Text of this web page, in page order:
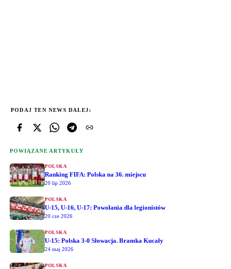
PODAJ TEN NEWS DALEJ:
POWIĄZANE ARTYKUŁY
POLSKA
Ranking FIFA: Polska na 36. miejscu
20 lip 2026
POLSKA
U-15, U-16, U-17: Powołania dla legionistów
20 cze 2026
POLSKA
U-15: Polska 3-0 Słowacja. Bramka Kucały
24 maj 2026
POLSKA